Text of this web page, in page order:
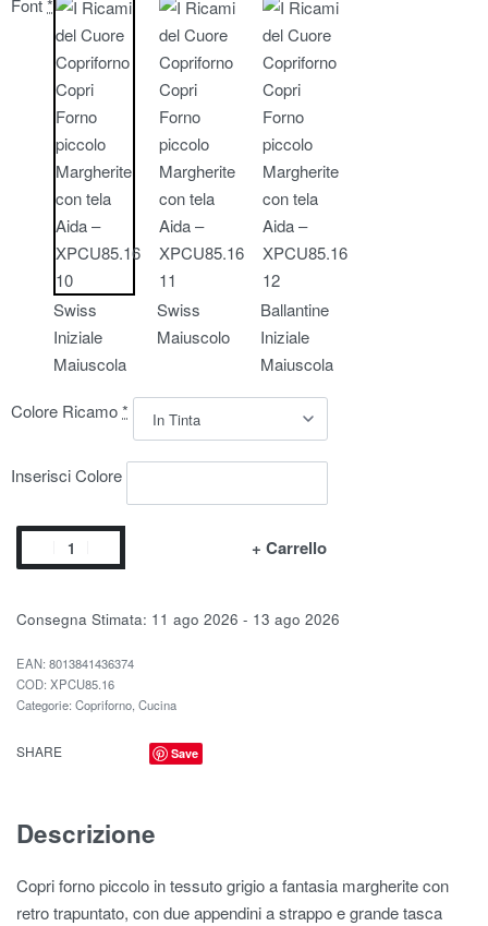
Swiss
Iniziale
Maiuscola
Swiss
Maiuscolo
Ballantine
Iniziale
Maiuscola
Colore Ricamo*
Inserisci Colore
+ Carrello
Consegna Stimata: 11 ago 2026 - 13 ago 2026
EAN: 8013841436374
XPCU85.16
Categorie: Copriforno Cucina
SHARE Save
Descrizione
Copri forno piccolo in tessuto grigio a fantasia margherite con
retro trapuntato, con due appendini a strappo e grande tasca